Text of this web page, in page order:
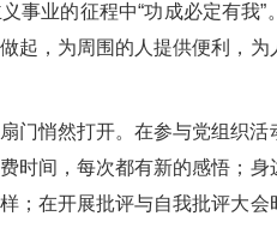
事业的征程中“功成必定有我
起，为周围的人提供便利，
门悄然打开。在参与党组织
时间，每次都有新的感悟；
；在开展批评与自我批评大